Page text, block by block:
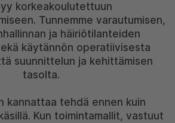
korkeakoulutettuun
Tunnemme varautumisen,
ja häiriötilanteiden
käytännön operatiivisesta
suunnittelun ja kehittämisen
tasolta.
kannattaa tehdä ennen kuin
Kun toimintamallit, vastuut